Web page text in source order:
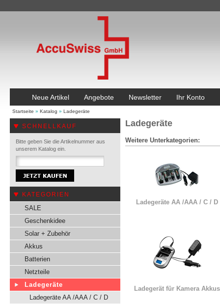
Neue Artikel Angebote Newsletter Ihr Konto
Startseite » Katalog » Ladegeräte
SCHNELLKAUF
Bitte geben Sie die Artikelnummer aus
unserem Katalog ein.
KATEGORIEN
SALE
Geschenkidee
Solar + Zubehör
Akkus
Batterien
Netzteile
Ladegeräte
Ladegeräte AA /AAA / C / D
Ladegeräte
Weitere Unterkategorien:
Ladegeräte AA /AAA / C / D
Ladegerät für Kamera Akkus